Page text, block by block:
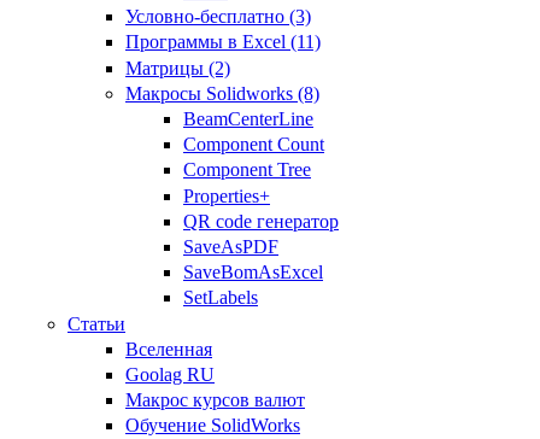
Условно-бесплатно (3)
Программы в Excel (11)
Матрицы (2)
Макросы Solidworks (8)
BeamCenterLine
Component Count
Component Tree
Properties+
QR code генератор
SaveAsPDF
SaveBomAsExcel
SetLabels
Статьи
Вселенная
Goolag RU
Макрос курсов валют
Обучение SolidWorks